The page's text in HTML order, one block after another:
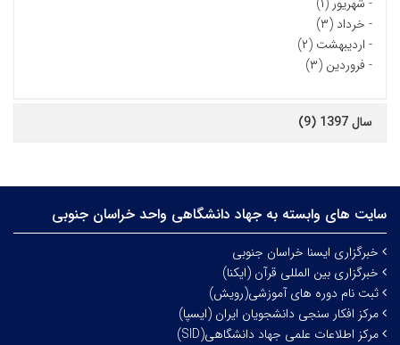
- خرداد (۳)
- اردیبهشت (۲)
- فروردین (۳)
سال 1397 (9)
سایت های وابسته به جهاد دانشگاهی واحد خراسان جنوبی
خبرگزاری ایسنا خراسان جنوبی
خبرگزاری بین المللی قرآن (ایکنا)
ثبت نام دوره های آموزشی(رویش)
مرکز افکار سنجی دانشجویان ایران (ایسپا)
مرکز اطلاعات علمی جهاد دانشگاهی(SID)